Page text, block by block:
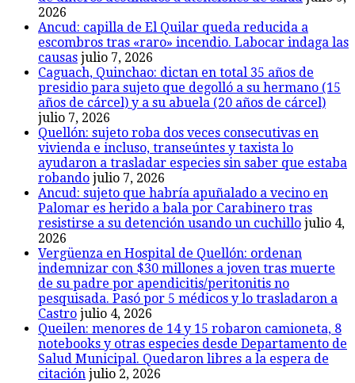
2026
Ancud: capilla de El Quilar queda reducida a
escombros tras «raro» incendio. Labocar indaga las
causas julio 7, 2026
Caguach, Quinchao: dictan en total 35 años de
presidio para sujeto que degolló a su hermano (15
años de cárcel) y a su abuela (20 años de cárcel)
julio 7, 2026
Quellón: sujeto roba dos veces consecutivas en
vivienda e incluso, transeúntes y taxista lo
ayudaron a trasladar especies sin saber que estaba
robando julio 7, 2026
Ancud: sujeto que habría apuñalado a vecino en
Palomar es herido a bala por Carabinero tras
resistirse a su detención usando un cuchillo julio 4,
2026
Vergüenza en Hospital de Quellón: ordenan
indemnizar con $30 millones a joven tras muerte
de su padre por apendicitis/peritonitis no
pesquisada. Pasó por 5 médicos y lo trasladaron a
Castro julio 4, 2026
Queilen: menores de 14 y 15 robaron camioneta, 8
notebooks y otras especies desde Departamento de
Salud Municipal. Quedaron libres a la espera de
citación julio 2, 2026